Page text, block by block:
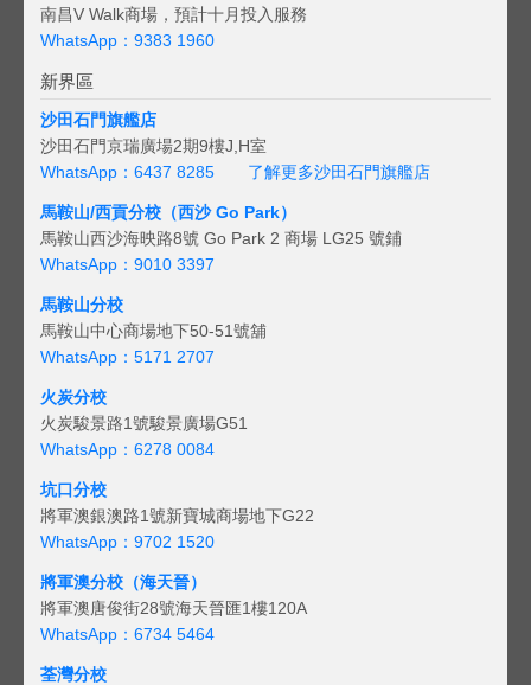
南昌V Walk商場，預計十月投入服務
WhatsApp：9383 1960
新界區
沙田石門旗艦店
沙田石門京瑞廣場2期9樓J,H室
WhatsApp：6437 8285
了解更多沙田石門旗艦店
馬鞍山/西貢分校（西沙 Go Park）
馬鞍山西沙海映路8號 Go Park 2 商場 LG25 號鋪
WhatsApp：9010 3397
馬鞍山分校
馬鞍山中心商場地下50-51號舖
WhatsApp：5171 2707
火炭分校
火炭駿景路1號駿景廣場G51
WhatsApp：6278 0084
坑口分校
將軍澳銀澳路1號新寶城商場地下G22
WhatsApp：9702 1520
將軍澳分校（海天晉）
將軍澳唐俊街28號海天晉匯1樓120A
WhatsApp：6734 5464
荃灣分校